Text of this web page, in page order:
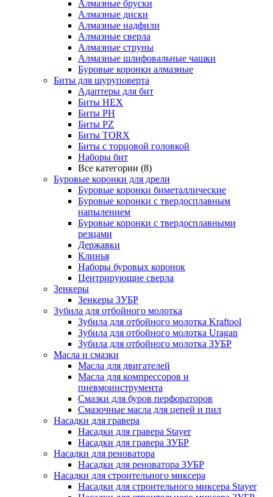
Алмазные бруски
Алмазные диски
Алмазные надфили
Алмазные сверла
Алмазные струны
Алмазные шлифовальные чашки
Буровые коронки алмазные
Биты для шуруповерта
Адаптеры для бит
Биты HEX
Биты PH
Биты PZ
Биты TORX
Биты с торцовой головкой
Наборы бит
Все категории (8)
Буровые коронки для дрели
Буровые коронки биметаллические
Буровые коронки с твердосплавным
напылением
Буровые коронки с твердосплавными
резцами
Державки
Клинья
Наборы буровых коронок
Центрирующие сверла
Зенкеры
Зенкеры ЗУБР
Зубила для отбойного молотка
Зубила для отбойного молотка Kraftool
Зубила для отбойного молотка Uragan
Зубила для отбойного молотка ЗУБР
Масла и смазки
Масла для двигателей
Масла для компрессоров и
пневмоинструмента
Смазки для буров перфораторов
Смазочные масла для цепей и пил
Насадки для гравера
Насадки для гравера Stayer
Насадки для гравера ЗУБР
Насадки для реноватора
Насадки для реноватора ЗУБР
Насадки для строительного миксера
Насадки для строительного миксера Stayer